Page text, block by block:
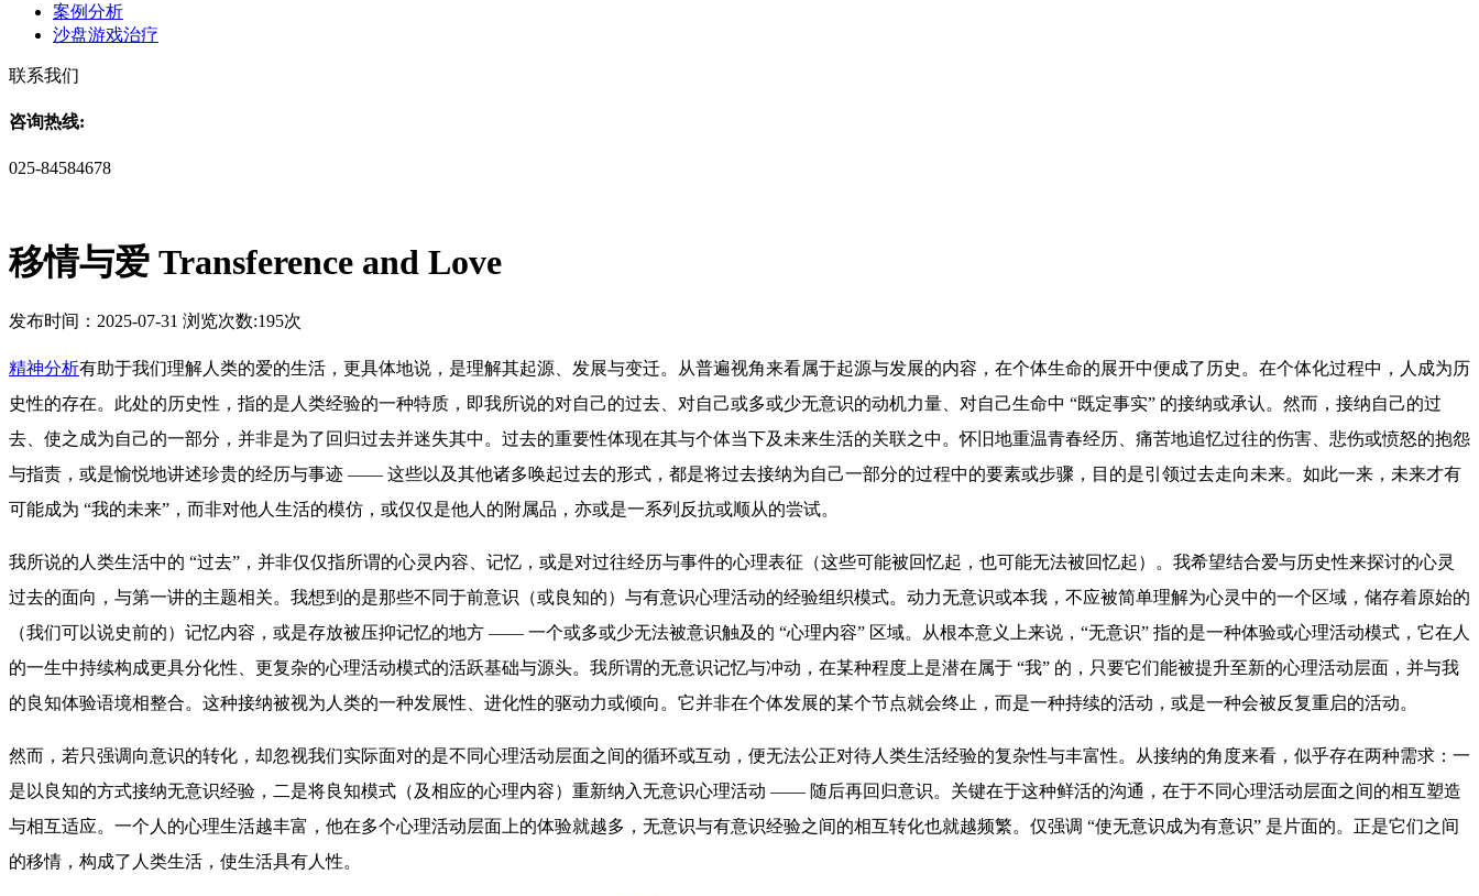
案例分析
沙盘游戏治疗
联系我们
咨询热线:
025-84584678
移情与爱 Transference and Love
发布时间：2025-07-31 浏览次数:195次
精神分析有助于我们理解人类的爱的生活，更具体地说，是理解其起源、发展与变迁。从普遍视角来看属于起源与发展的内容，在个体生命的展开中便成了历史。在个体化过程中，人成为历
史性的存在。此处的历史性，指的是人类经验的一种特质，即我所说的对自己的过去、对自己或多或少无意识的动机力量、对自己生命中 “既定事实” 的接纳或承认。然而，接纳自己的过
去、使之成为自己的一部分，并非是为了回归过去并迷失其中。过去的重要性体现在其与个体当下及未来生活的关联之中。怀旧地重温青春经历、痛苦地追忆过往的伤害、悲伤或愤怒的抱怨
与指责，或是愉悦地讲述珍贵的经历与事迹 —— 这些以及其他诸多唤起过去的形式，都是将过去接纳为自己一部分的过程中的要素或步骤，目的是引领过去走向未来。如此一来，未来才有
可能成为 “我的未来”，而非对他人生活的模仿，或仅仅是他人的附属品，亦或是一系列反抗或顺从的尝试。
我所说的人类生活中的 “过去”，并非仅仅指所谓的心灵内容、记忆，或是对过往经历与事件的心理表征（这些可能被回忆起，也可能无法被回忆起）。我希望结合爱与历史性来探讨的心灵
过去的面向，与第一讲的主题相关。我想到的是那些不同于前意识（或良知的）与有意识心理活动的经验组织模式。动力无意识或本我，不应被简单理解为心灵中的一个区域，储存着原始的
（我们可以说史前的）记忆内容，或是存放被压抑记忆的地方 —— 一个或多或少无法被意识触及的 “心理内容” 区域。从根本意义上来说，“无意识” 指的是一种体验或心理活动模式，它在人
的一生中持续构成更具分化性、更复杂的心理活动模式的活跃基础与源头。我所谓的无意识记忆与冲动，在某种程度上是潜在属于 “我” 的，只要它们能被提升至新的心理活动层面，并与我
的良知体验语境相整合。这种接纳被视为人类的一种发展性、进化性的驱动力或倾向。它并非在个体发展的某个节点就会终止，而是一种持续的活动，或是一种会被反复重启的活动。
然而，若只强调向意识的转化，却忽视我们实际面对的是不同心理活动层面之间的循环或互动，便无法公正对待人类生活经验的复杂性与丰富性。从接纳的角度来看，似乎存在两种需求：一
是以良知的方式接纳无意识经验，二是将良知模式（及相应的心理内容）重新纳入无意识心理活动 —— 随后再回归意识。关键在于这种鲜活的沟通，在于不同心理活动层面之间的相互塑造
与相互适应。一个人的心理生活越丰富，他在多个心理活动层面上的体验就越多，无意识与有意识经验之间的相互转化也就越频繁。仅强调 “使无意识成为有意识” 是片面的。正是它们之间
的移情，构成了人类生活，使生活具有人性。